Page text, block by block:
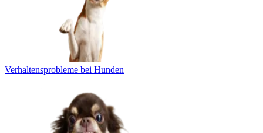
Verhaltensprobleme bei Hunden